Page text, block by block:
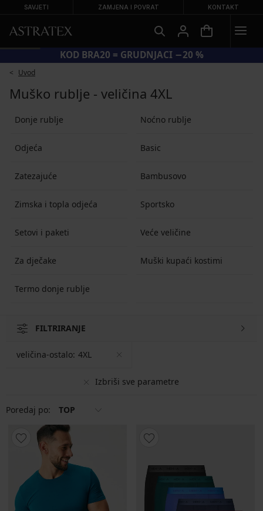
SAVJETI ZAMJENA I POVRAT KONTAKT
KOD BRA20 = GRUDNJACI −20 %
Uvod
Muško rublje - veličina 4XL
Donje rublje Noćno rublje
Odjeća Basic
Zatezajuće Bambusovo
Zimska i topla odjeća Sportsko
Setovi i paketi Veće veličine
Za dječake Muški kupaći kostimi
Termo donje rublje
FILTRIRANJE
Izbriši sve parametre
veličina-ostalo: 4XL
Poredaj po: TOP